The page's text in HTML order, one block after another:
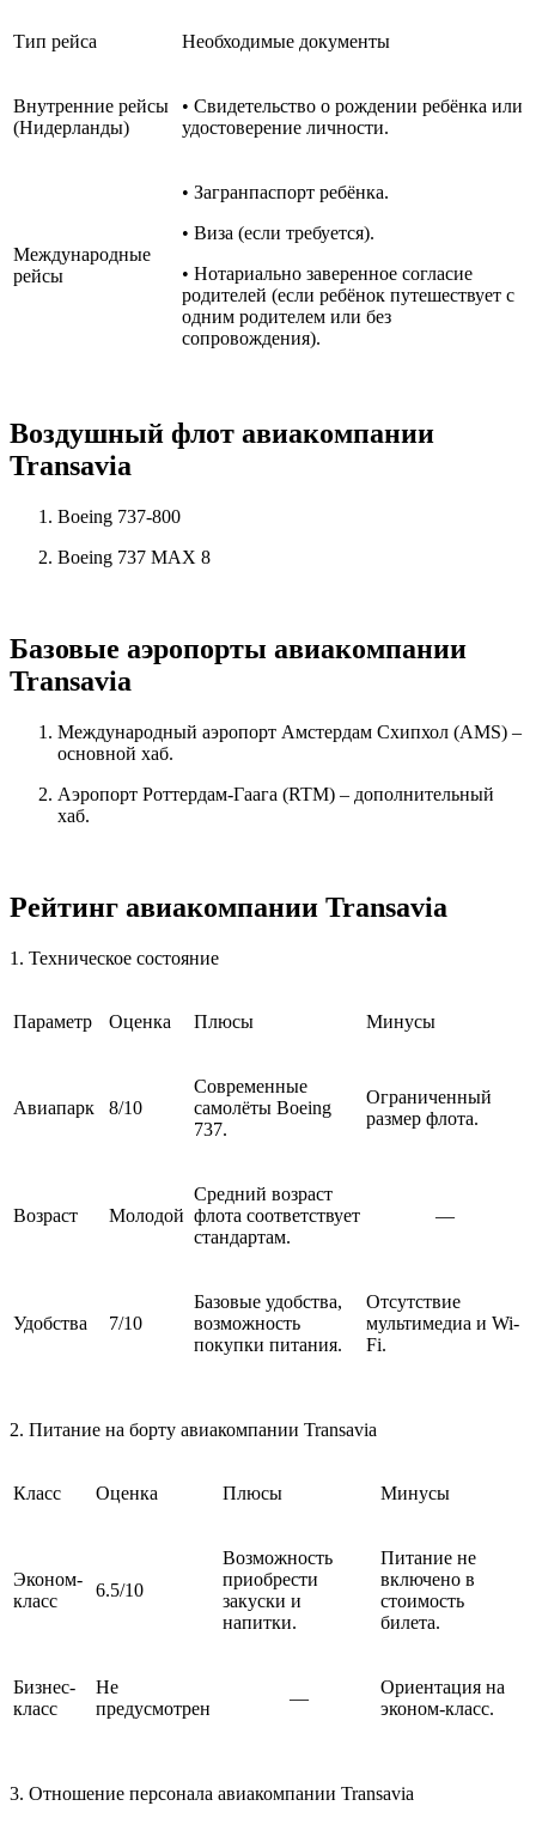
Тип рейса Необходимые документы
Внутренние рейсы
(Нидерланды)
• Свидетельство о рождении ребёнка или
удостоверение личности.
Международные
рейсы
• Загранпаспорт ребёнка.
• Виза (если требуется).
• Нотариально заверенное согласие
родителей (если ребёнок путешествует с
одним родителем или без
сопровождения).
Воздушный флот авиакомпании
Transavia
Boeing 737-800
Boeing 737 MAX 8
Базовые аэропорты авиакомпании
Transavia
Международный аэропорт Амстердам Схипхол (AMS) –
основной хаб.
Аэропорт Роттердам-Гаага (RTM) – дополнительный
хаб.
Рейтинг авиакомпании Transavia
1. Техническое состояние
Параметр Оценка Плюсы Минусы
Авиапарк 8/10
Современные
самолёты Boeing
737.
Ограниченный
размер флота.
Возраст Молодой
Средний возраст
флота соответствует
стандартам.
—
Удобства 7/10
Базовые удобства,
возможность
покупки питания.
Отсутствие
мультимедиа и Wi-
Fi.
2. Питание на борту авиакомпании Transavia
Класс Оценка Плюсы Минусы
Эконом-
класс
6.5/10
Возможность
приобрести
закуски и
напитки.
Питание не
включено в
стоимость
билета.
Бизнес-
класс
Не
предусмотрен
—
Ориентация на
эконом-класс.
3. Отношение персонала авиакомпании Transavia